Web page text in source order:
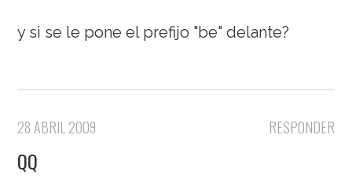
y si se le pone el prefijo "be" delante?
RESPONDER
28 ABRIL 2009
QQ